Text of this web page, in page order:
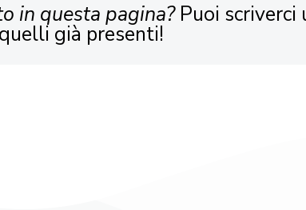
in questa pagina?Puoi scriverci
già presenti!